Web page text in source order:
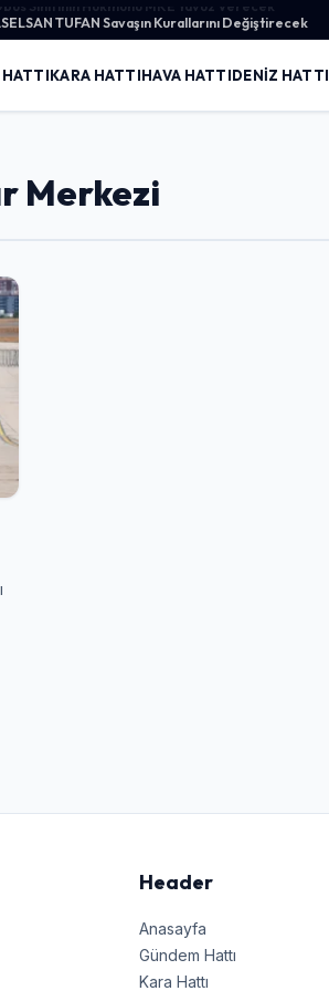
TUFAN Savaşın Kurallarını Değiştirecek
HATTIKARA HATTIHAVA HATTIDENIZ HATTI
Merkezi
Header
Anasayfa
Gündem Hattı
Kara Hattı